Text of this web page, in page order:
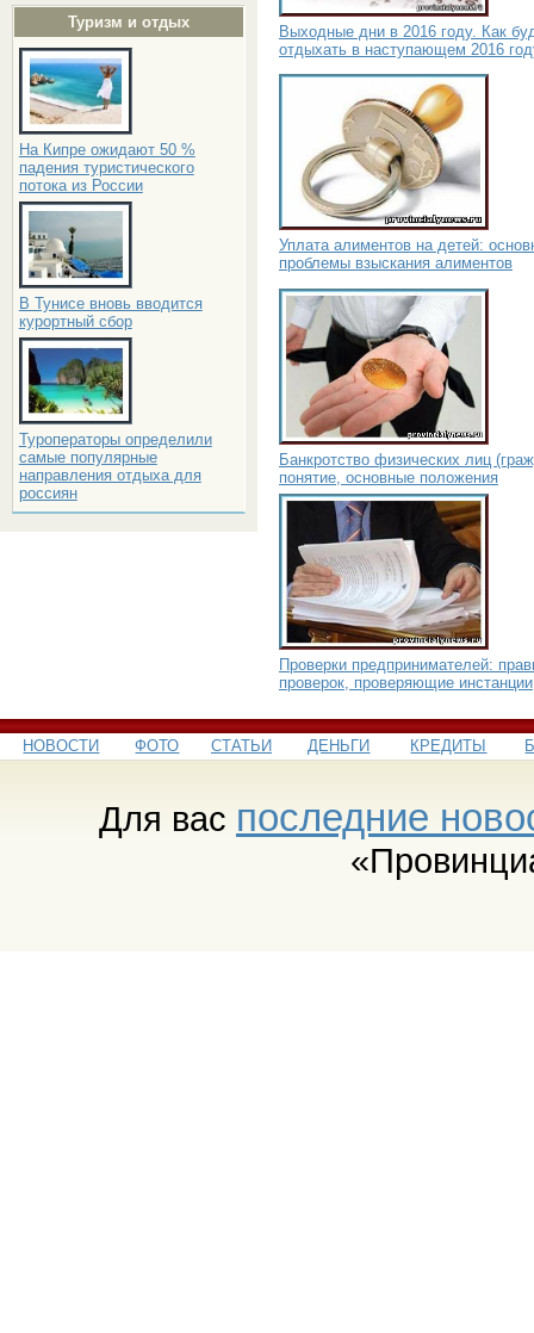
Туризм и отдых
На Кипре ожидают 50 %
падения туристического
потока из России
В Тунисе вновь вводится
курортный сбор
Туроператоры определили
самые популярные
направления отдыха для
россиян
Выходные дни в 2016 году. Как
отдыхать в наступающем 2016
Уплата алиментов на детей:
проблемы взыскания алиментов
Банкротство физических лиц
понятие, основные положения
Проверки предпринимателей:
проверок, проверяющие инстанции
НОВОСТИ ФОТО СТАТЬИ ДЕНЬГИ КРЕДИТЫ
Для вас последние